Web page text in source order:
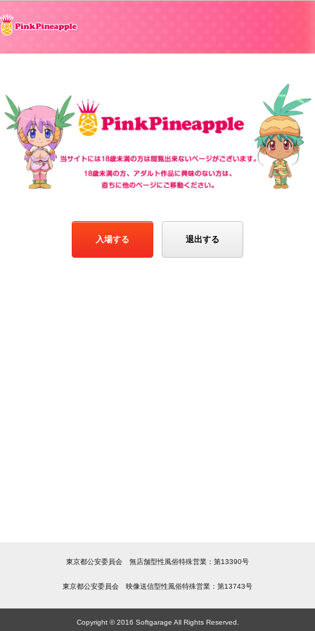
入場する 退出する
東京都公安委員会 無店舗型性風俗特殊営業：第13390号
東京都公安委員会 映像送信型性風俗特殊営業：第13743号
Copyright © 2016 Softgarage All Rights Reserved.